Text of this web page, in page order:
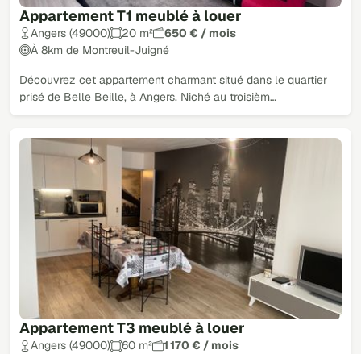
Appartement T1 meublé à louer
Angers (49000) 20 m²
650 € / mois
À 8km de Montreuil-Juigné
Découvrez cet appartement charmant situé dans le quartier
prisé de Belle Beille, à Angers. Niché au troisièm…
Appartement T3 meublé à louer
Angers (49000) 60 m²
1 170 € / mois